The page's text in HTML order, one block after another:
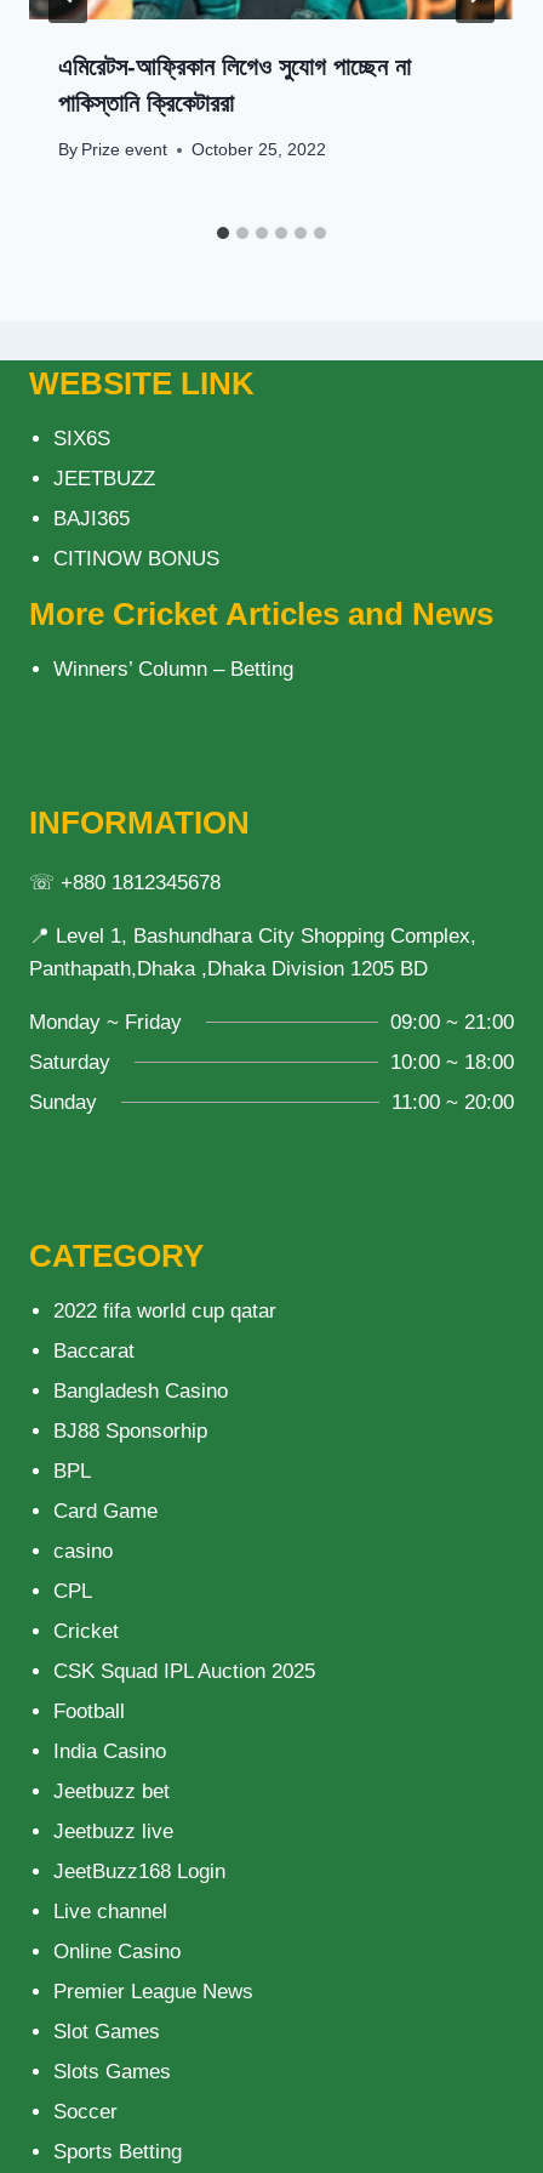
এমিরেটস-আফ্রিকান লিগেও সুযোগ পাচ্ছেন না
পাকিস্তানি ক্রিকেটাররা
By Prize event October 25, 2022
WEBSITE LINK
SIX6S
JEETBUZZ
BAJI365
CITINOW BONUS
More Cricket Articles and News
Winners’ Column – Betting
INFORMATION
☏ +880 1812345678
📍 Level 1, Bashundhara City Shopping Complex,
Panthapath,Dhaka ,Dhaka Division 1205 BD
Monday ~ Friday
09:00 ~ 21:00
Saturday
10:00 ~ 18:00
Sunday
11:00 ~ 20:00
CATEGORY
2022 fifa world cup qatar
Baccarat
Bangladesh Casino
BJ88 Sponsorhip
BPL
Card Game
casino
CPL
Cricket
CSK Squad IPL Auction 2025
Football
India Casino
Jeetbuzz bet
Jeetbuzz live
JeetBuzz168 Login
Live channel
Online Casino
Premier League News
Slot Games
Slots Games
Soccer
Sports Betting